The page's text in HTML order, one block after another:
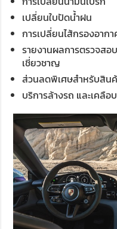
เปลี่ยนใบปัดน้ำฝน
การเปลี่ยนไส้กรองอาก
รายงานผลการตรวจส
เชี่ยวชาญ
ส่วนลดพิเศษสำหรับสิน
บริการล้างรถ และเคลื